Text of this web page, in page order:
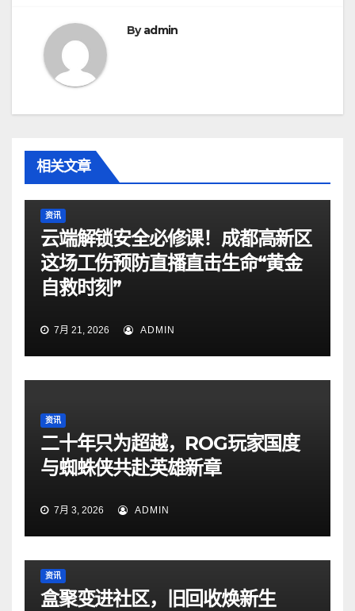
航
Byadmin
相关文章
资讯
云端解锁安全必修课！成都高新区
这场工伤预防直播直击生命“黄金
自救时刻”
7月 21, 2026 ADMIN
资讯
二十年只为超越，ROG玩家国度
与蜘蛛侠共赴英雄新章
7月 3, 2026 ADMIN
资讯
盒聚变进社区，旧回收焕新生